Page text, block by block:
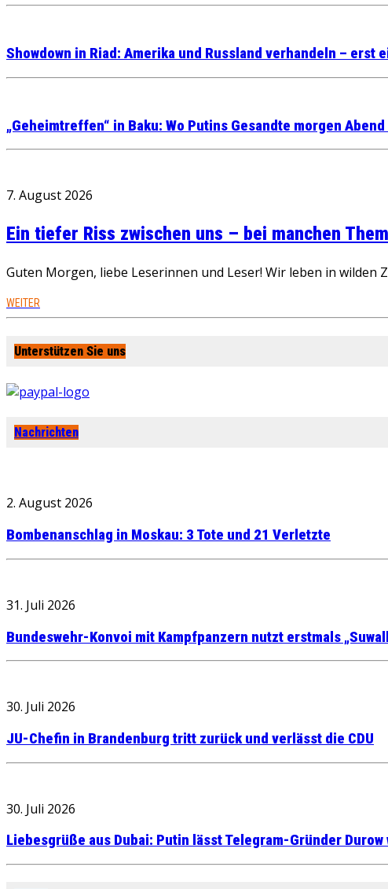
Showdown in Riad: Amerika und Russland verhandeln – erst
„Geheimtreffen“ in Baku: Wo Putins Gesandte morgen
7. August 2026
Ein tiefer Riss zwischen uns – bei manchen
Guten Morgen, liebe Leserinnen und Leser! Wir leben in wilden
WEITER
Unterstützen Sie uns
Nachrichten
2. August 2026
Bombenanschlag in Moskau: 3 Tote und 21 Verletzte
31. Juli 2026
Bundeswehr-Konvoi mit Kampfpanzern nutzt erstmals
30. Juli 2026
JU-Chefin in Brandenburg tritt zurück und verlässt die CDU
30. Juli 2026
Liebesgrüße aus Dubai: Putin lässt Telegram-Gründer Durow